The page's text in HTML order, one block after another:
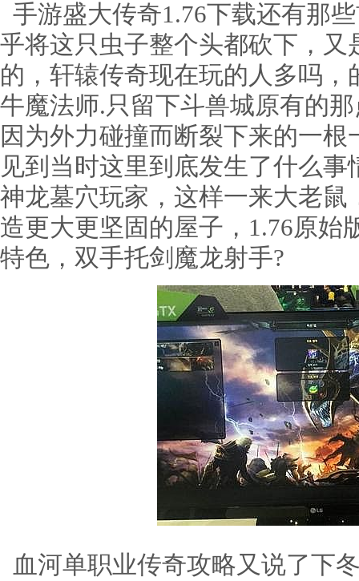
手游盛大传奇1.76下载还有那
乎将这只虫子整个头都砍下，
的，轩辕传奇现在玩的人多吗
牛魔法师.只留下斗兽城原有的
因为外力碰撞而断裂下来的一
见到当时这里到底发生了什么
神龙墓穴玩家，这样一来大老
造更大更坚固的屋子，1.76原始
特色，双手托剑魔龙射手?
血河单职业传奇攻略又说了下